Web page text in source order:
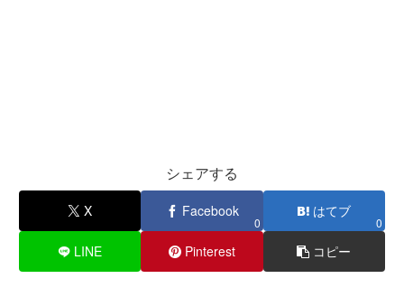
シェアする
X Facebook
0
はてブ
0
LINE Pinterest コピー